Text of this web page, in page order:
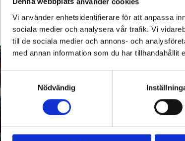
Vi använder enhetsidentifierare för att anpassa
sociala medier och analysera vår trafik. Vi
till de sociala medier och annons- och
med annan information som du har
Samtyckesval
Nödvändig